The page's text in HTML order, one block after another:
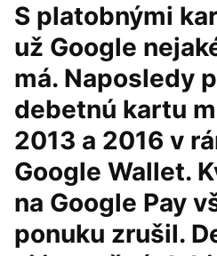
S platobnými
už Google
má. Naposledy
debetnú kartu
2013 a 2016 v
Google Wallet.
na Google Pay
ponuku zrušil.